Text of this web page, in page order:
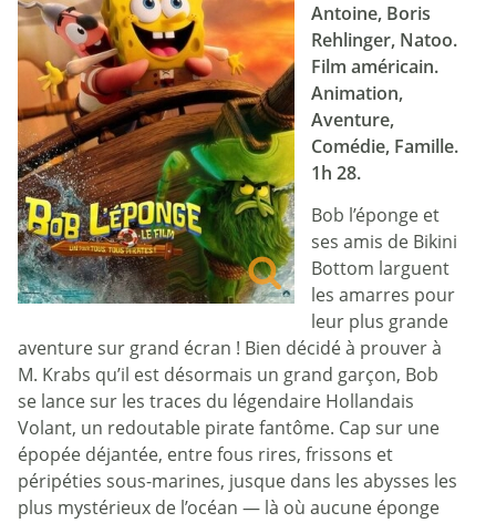
Antoine, Boris
Rehlinger, Natoo.
Film américain.
Animation,
Aventure,
Comédie, Famille.
1h 28.
Bob l’éponge et
ses amis de Bikini
Bottom larguent
les amarres pour
leur plus grande
aventure sur grand écran ! Bien décidé à prouver à
M. Krabs qu’il est désormais un grand garçon, Bob
se lance sur les traces du légendaire Hollandais
Volant, un redoutable pirate fantôme. Cap sur une
épopée déjantée, entre fous rires, frissons et
péripéties sous-marines, jusque dans les abysses les
plus mystérieux de l’océan — là où aucune éponge